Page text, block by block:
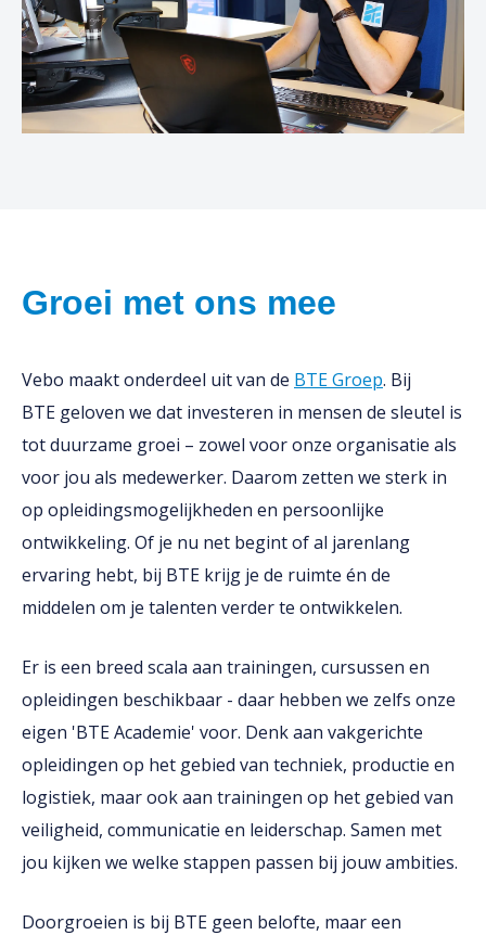
Groei met ons mee
Vebo maakt onderdeel uit van de BTE Groep. Bij
BTE geloven we dat investeren in mensen de sleutel is
tot duurzame groei – zowel voor onze organisatie als
voor jou als medewerker. Daarom zetten we sterk in
op opleidingsmogelijkheden en persoonlijke
ontwikkeling. Of je nu net begint of al jarenlang
ervaring hebt, bij BTE krijg je de ruimte én de
middelen om je talenten verder te ontwikkelen.
Er is een breed scala aan trainingen, cursussen en
opleidingen beschikbaar - daar hebben we zelfs onze
eigen 'BTE Academie' voor. Denk aan vakgerichte
opleidingen op het gebied van techniek, productie en
logistiek, maar ook aan trainingen op het gebied van
veiligheid, communicatie en leiderschap. Samen met
jou kijken we welke stappen passen bij jouw ambities.
Doorgroeien is bij BTE geen belofte, maar een